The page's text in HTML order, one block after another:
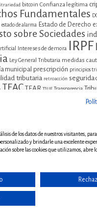
bitcoin Confianza legítima
Fundamentales
estado de alarma Estado de Derecho
sobre Sociedades
Intereses de demora IRPF
Ley General Tributaria medidas
municipal prescripción principios
tributaria retroacción
TEAC TEAR TJUE Transparencia
y el derecho al voto).
taxation” (a vueltas con la
al voto). - FiscalBlog
de los datos de nuestros visitantes,
y brindarle una excelente
sobre las cookies que utilizamos, abre